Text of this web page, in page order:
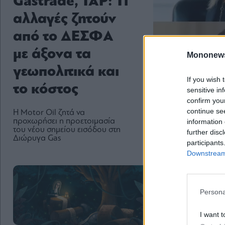
If you wish
sensitive
confirm
continue
information
further
I want
αλλαγές ζητούν
από το ΔΕΣΦΑ
με άξονα τα
γεωπολιτικά και
το κόστος
Η Motor Oil ζητά να
προχωρήσει η προετοιμασία
του νέου σημείου εισόδου στη
Διώρυγα Gas